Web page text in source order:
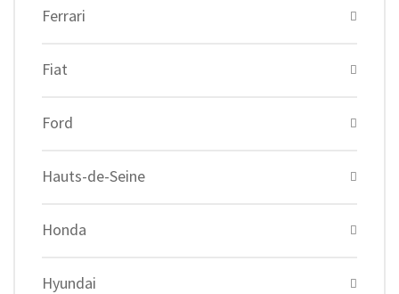
Ferrari
Fiat
Ford
Hauts-de-Seine
Honda
Hyundai